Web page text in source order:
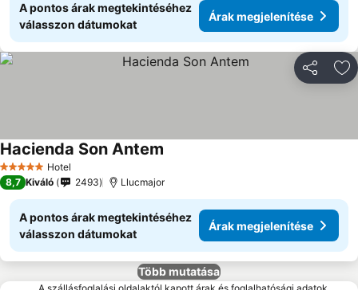
A pontos árak megtekintéséhez
válasszon dátumokat
Árak megjelenítése
5 KategóriaHotel
Hacienda Son Antem
8,7 Kiváló 2493 Llucmajor
A pontos árak megtekintéséhez
válasszon dátumokat
Árak megjelenítése
Több mutatása